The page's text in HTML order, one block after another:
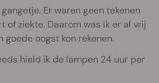
Er waren geen tekenen
of ziekte. Daarom was ik er al vrij
goede oogst kon rekenen.
hield ik de lampen 24 uur per